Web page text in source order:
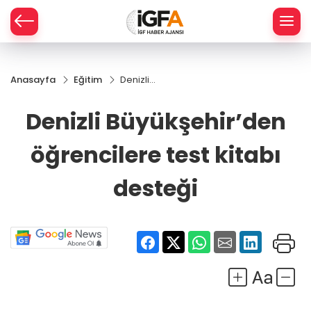
Anasayfa Eğitim
Denizli
test kitabı
desteği
Denizli Büyükşehir’den
öğrencilere test kitabı
desteği